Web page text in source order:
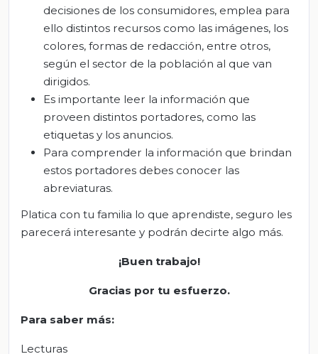
decisiones de los consumidores, emplea para
ello distintos recursos como las imágenes, los
colores, formas de redacción, entre otros,
según el sector de la población al que van
dirigidos.
Es importante leer la información que
proveen distintos portadores, como las
etiquetas y los anuncios.
Para comprender la información que brindan
estos portadores debes conocer las
abreviaturas.
Platica con tu familia lo que aprendiste, seguro les
parecerá interesante y podrán decirte algo más.
¡Buen trabajo!
Gracias por tu esfuerzo.
Para saber más:
Lecturas